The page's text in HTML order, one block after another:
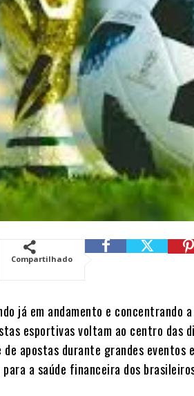
Compartilhado
já em andamento e concentrando
esportivas voltam ao centro das
de apostas durante grandes eventos
a saúde financeira dos